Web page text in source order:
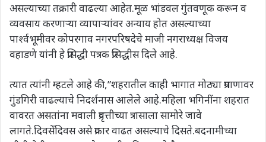
असल्याच्या तक्रारी वाढल्या आहेत.मूळ भांडवल गुंतवणूक करून व
व्यवसाय करणाऱ्या व्यापाऱ्यांवर अन्याय होत असल्याच्या
पार्श्वभूमीवर कोपरगाव नगरपरिषदेचे माजी नगराध्यक्ष विजय
वहाडणे यांनी हे प्रसिद्धी पत्रक प्रसिद्धीस दिले आहे.
त्यात त्यांनी म्हटले आहे की,”शहरातील काही भागात मोठ्या प्रमाणावर
गुंडगिरी वाढल्याचे निदर्शनास आलेले आहे.महिला भगिनींना शहरात
वावरत असतांना मवाली प्रवृत्तीच्या त्रासाला सामोरे जावे
लागते.दिवसेंदिवस असे प्रकार वाढत असल्याचे दिसते.बदनामीच्या